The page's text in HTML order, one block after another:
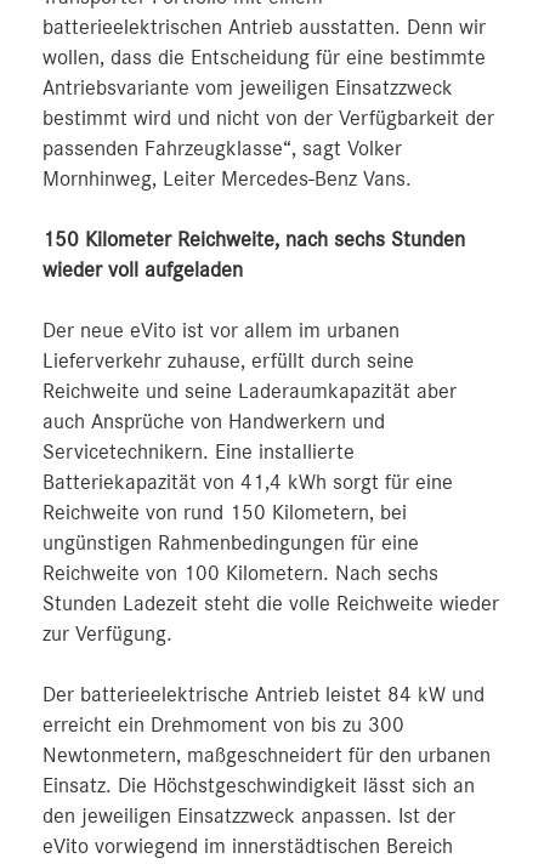
batterieelektrischen Antrieb ausstatten. Denn wir
wollen, dass die Entscheidung für eine bestimmte
Antriebsvariante vom jeweiligen Einsatzzweck
bestimmt wird und nicht von der Verfügbarkeit der
passenden Fahrzeugklasse“, sagt Volker
Mornhinweg, Leiter Mercedes-Benz Vans.
150 Kilometer Reichweite, nach sechs Stunden
wieder voll aufgeladen
Der neue eVito ist vor allem im urbanen
Lieferverkehr zuhause, erfüllt durch seine
Reichweite und seine Laderaumkapazität aber
auch Ansprüche von Handwerkern und
Servicetechnikern. Eine installierte
Batteriekapazität von 41,4 kWh sorgt für eine
Reichweite von rund 150 Kilometern, bei
ungünstigen Rahmenbedingungen für eine
Reichweite von 100 Kilometern. Nach sechs
Stunden Ladezeit steht die volle Reichweite wieder
zur Verfügung.
Der batterieelektrische Antrieb leistet 84 kW und
erreicht ein Drehmoment von bis zu 300
Newtonmetern, maßgeschneidert für den urbanen
Einsatz. Die Höchstgeschwindigkeit lässt sich an
den jeweiligen Einsatzzweck anpassen. Ist der
eVito vorwiegend im innerstädtischen Bereich